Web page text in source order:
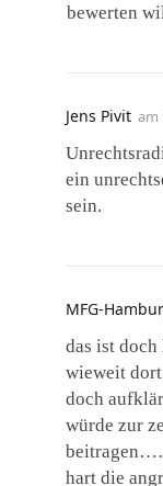
bewerten
Jens Pivit am
ein
sein.
MFG-
das ist
wieweit dort
doch
würde zur
hart die